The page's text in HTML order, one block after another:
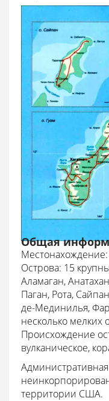
Общая
Местонахождение:
Острова: 15
Аламаган,
Паган, Рота,
де-Мединилья,
несколько мелких
Происхождение
вулканическое,
территории США.